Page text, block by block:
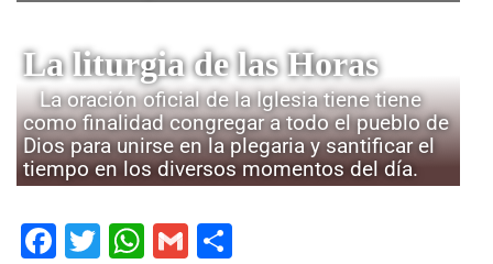
La liturgia de las Horas
La oración oficial de la Iglesia tiene tiene
como finalidad congregar a todo el pueblo de
Dios para unirse en la plegaria y santificar el
tiempo en los diversos momentos del día.
Fac
Twit
Wha
Gm